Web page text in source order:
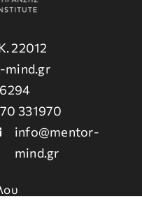
22012
mind.gr
331970
info@mentor-
mind.gr